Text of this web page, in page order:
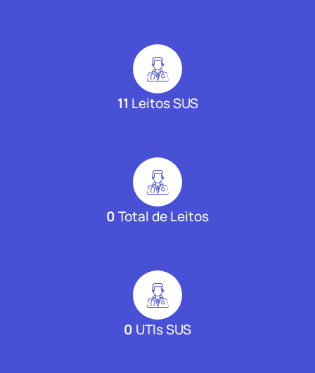
11 Leitos SUS
0Total de Leitos
0 UTIs SUS